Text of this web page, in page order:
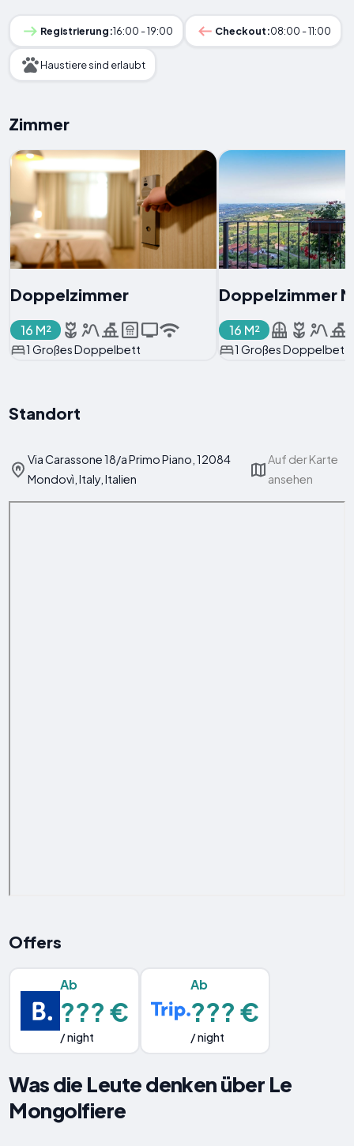
Registrierung:16:00 - 19:00 Checkout:08:00 - 11:00
Haustiere sind erlaubt
Zimmer
Doppelzimmer
16 M²
1 Großes Doppelbett
Doppelzimmer
16 M²
1 Großes Doppelbett
Standort
Via Carassone 18/a Primo Piano, 12084
Mondovì, Italy, Italien
Auf der Karte
ansehen
Offers
Ab
??? €
/ night
Ab
??? €
/ night
Was die Leute denken über Le
Mongolfiere